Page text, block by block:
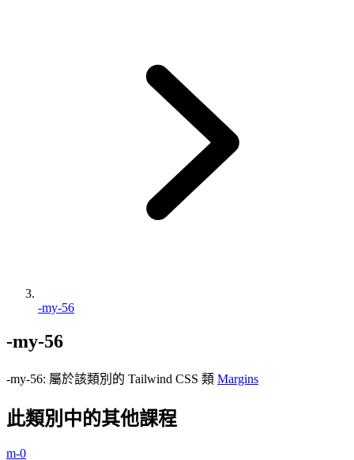
-my-56
-my-56
-my-56: 屬於該類別的 Tailwind CSS 類 Margins
此類別中的其他課程
m-0